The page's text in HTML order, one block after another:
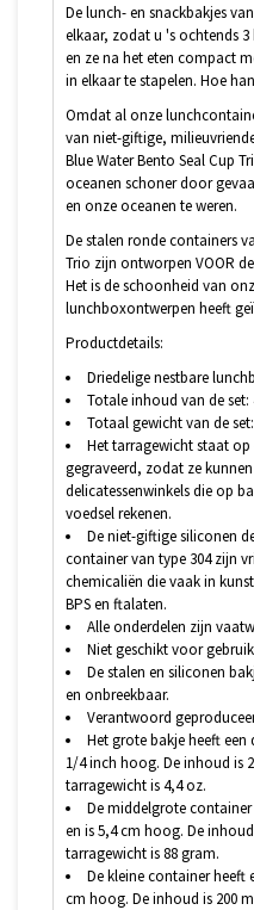
De lunch- en snackbakjes
elkaar, zodat u 's ochtends
en ze na het eten compact
in elkaar te stapelen. Hoe
Omdat al onze
van niet-giftige,
Blue Water Bento Seal Cup
oceanen schoner door
en onze oceanen te weren.
De stalen ronde containers
Trio zijn ontworpen VOOR
Het is de schoonheid van
lunchboxontwerpen heeft
Productdetails:
Driedelige nestbare
Totale inhoud van de set:
Totaal gewicht van de
Het tarragewicht staat
gegraveerd, zodat ze
delicatessenwinkels die op
voedsel rekenen.
De niet-giftige siliconen
container van type 304 zijn
chemicaliën die vaak in
BPS en ftalaten.
Alle onderdelen zijn
Niet geschikt voor
De stalen en siliconen
en onbreekbaar.
Verantwoord
Het grote bakje heeft een
1/4 inch hoog. De inhoud is
tarragewicht is 4,4 oz.
De middelgrote
en is 5,4 cm hoog. De
tarragewicht is 88 gram.
De kleine container heeft
cm hoog. De inhoud is 200